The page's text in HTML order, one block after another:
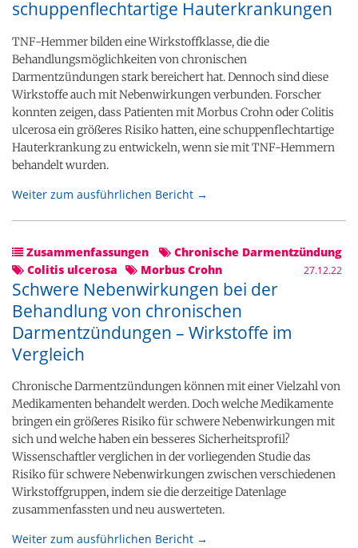
schuppenflechtartige Hauterkrankungen
TNF-Hemmer bilden eine Wirkstoffklasse, die die
Behandlungsmöglichkeiten von chronischen
Darmentzündungen stark bereichert hat. Dennoch sind diese
Wirkstoffe auch mit Nebenwirkungen verbunden. Forscher
konnten zeigen, dass Patienten mit Morbus Crohn oder Colitis
ulcerosa ein größeres Risiko hatten, eine schuppenflechtartige
Hauterkrankung zu entwickeln, wenn sie mit TNF-Hemmern
behandelt wurden.
Weiter zum ausführlichen Bericht →
Zusammenfassungen
Chronische Darmentzündung
Colitis ulcerosa
Morbus Crohn 27.12.22
Schwere Nebenwirkungen bei der
Behandlung von chronischen
Darmentzündungen – Wirkstoffe im
Vergleich
Chronische Darmentzündungen können mit einer Vielzahl von
Medikamenten behandelt werden. Doch welche Medikamente
bringen ein größeres Risiko für schwere Nebenwirkungen mit
sich und welche haben ein besseres Sicherheitsprofil?
Wissenschaftler verglichen in der vorliegenden Studie das
Risiko für schwere Nebenwirkungen zwischen verschiedenen
Wirkstoffgruppen, indem sie die derzeitige Datenlage
zusammenfassten und neu auswerteten.
Weiter zum ausführlichen Bericht →